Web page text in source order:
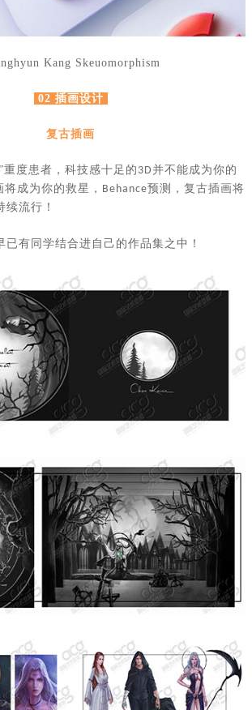
Kang Skeuomorphism
02 插画设计
复古插画
重度患者，科技感十足的 3D 并不能成为你的
成为你的救星， Behance预测，复古插画将
续流行！
已有同学结合进自己的作品集之中！